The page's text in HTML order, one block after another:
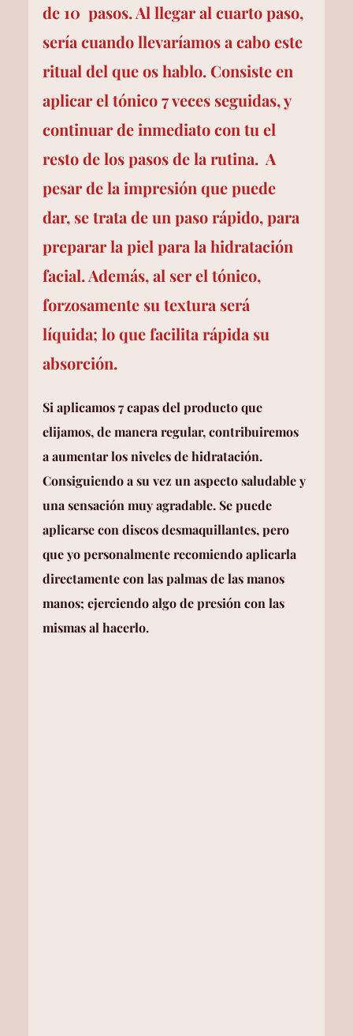
de 10  pasos. Al llegar al cuarto paso,
sería cuando llevaríamos a cabo este
ritual del que os hablo. Consiste en
aplicar el tónico 7 veces seguidas, y
continuar de inmediato con tu el
resto de los pasos de la rutina.  A
pesar de la impresión que puede
dar, se trata de un paso rápido, para
preparar la piel para la hidratación
facial. Además, al ser el tónico,
forzosamente su textura será
líquida; lo que facilita rápida su
absorción.
Si aplicamos 7 capas del producto que
elijamos, de manera regular, contribuiremos
a aumentar los niveles de hidratación.
Consiguiendo a su vez un aspecto saludable y
una sensación muy agradable. Se puede
aplicarse con discos desmaquillantes, pero
que yo personalmente recomiendo aplicarla
directamente con las palmas de las manos
manos; ejerciendo algo de presión con las
mismas al hacerlo.